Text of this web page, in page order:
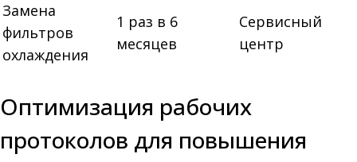
Замена
фильтров
охлаждения
1 раз в 6
месяцев
Сервисный
центр
Оптимизация рабочих
протоколов для повышения